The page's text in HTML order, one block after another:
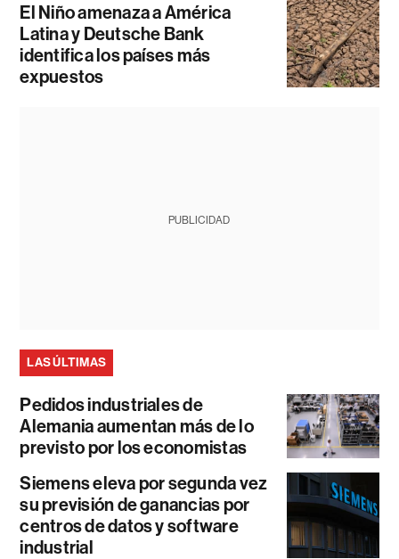
El Niño amenaza a América
Latina y Deutsche Bank
identifica los países más
expuestos
PUBLICIDAD
LAS ÚLTIMAS
Pedidos industriales de
Alemania aumentan más de lo
previsto por los economistas
Siemens eleva por segunda vez
su previsión de ganancias por
centros de datos y software
industrial